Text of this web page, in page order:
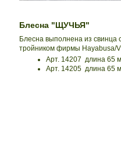
Блесна "ЩУЧЬЯ"
Блесна выполнена из свинца
тройником фирмы Hayabusa/
Арт. 14207 длина 65
Арт. 14205 длина 65